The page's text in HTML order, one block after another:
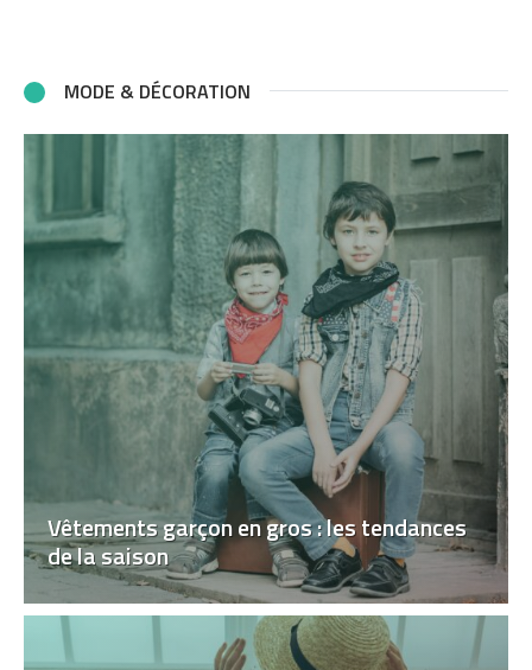
MODE & DÉCORATION
Vêtements garçon en gros : les tendances
de la saison